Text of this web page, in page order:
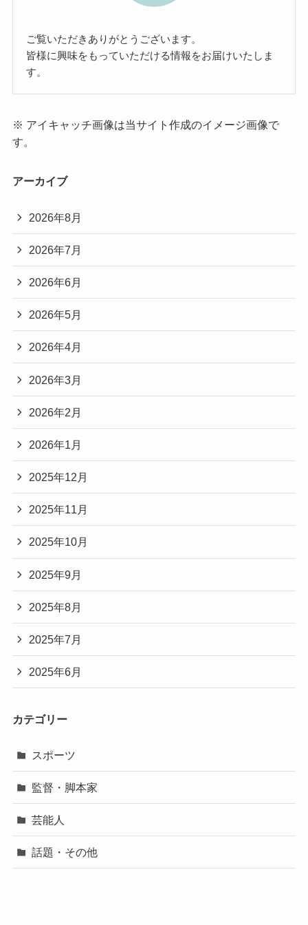
ご覧いただきありがとうございます。
皆様に興味をもっていただける情報をお届けいたしま
す。
※ アイキャッチ画像は当サイト作成のイメージ画像で
す。
アーカイブ
2026年8月
2026年7月
2026年6月
2026年5月
2026年4月
2026年3月
2026年2月
2026年1月
2025年12月
2025年11月
2025年10月
2025年9月
2025年8月
2025年7月
2025年6月
カテゴリー
スポーツ
監督・脚本家
芸能人
話題・その他